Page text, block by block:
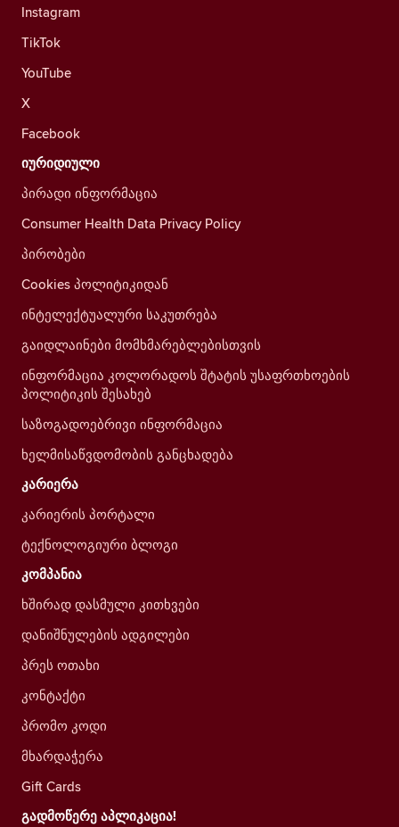
Instagram
TikTok
YouTube
X
Facebook
იურიდიული
პირადი ინფორმაცია
Consumer Health Data Privacy Policy
პირობები
Cookies პოლიტიკიდან
ინტელექტუალური საკუთრება
გაიდლაინები მომხმარებლებისთვის
ინფორმაცია კოლორადოს შტატის უსაფრთხოების
პოლიტიკის შესახებ
საზოგადოებრივი ინფორმაცია
ხელმისაწვდომობის განცხადება
კარიერა
კარიერის პორტალი
ტექნოლოგიური ბლოგი
კომპანია
ხშირად დასმული კითხვები
დანიშნულების ადგილები
პრეს ოთახი
კონტაქტი
პრომო კოდი
მხარდაჭერა
Gift Cards
გადმოწერე აპლიკაცია!